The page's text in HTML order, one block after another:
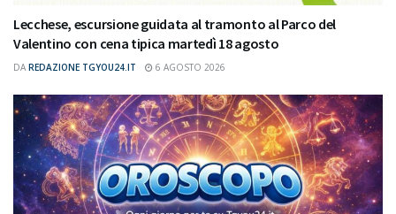
Lecchese, escursione guidata al tramonto al Parco del
Valentino con cena tipica martedì 18 agosto
DA REDAZIONE TGYOU24.IT 6 AGOSTO 2026